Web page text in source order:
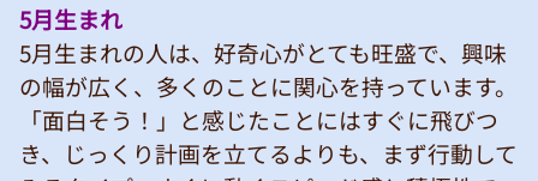
5月生まれ
5月生まれの人は、好奇心がとても旺盛で、興味
の幅が広く、多くのことに関心を持っています。
「面白そう！」と感じたことにはすぐに飛びつ
き、じっくり計画を立てるよりも、まず行動して